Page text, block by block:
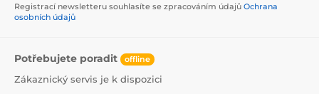
Registrací newsletteru souhlasíte se zpracováním údajů Ochrana
osobních údajů
Potřebujete poradit offline
Zákaznický servis je k dispozici